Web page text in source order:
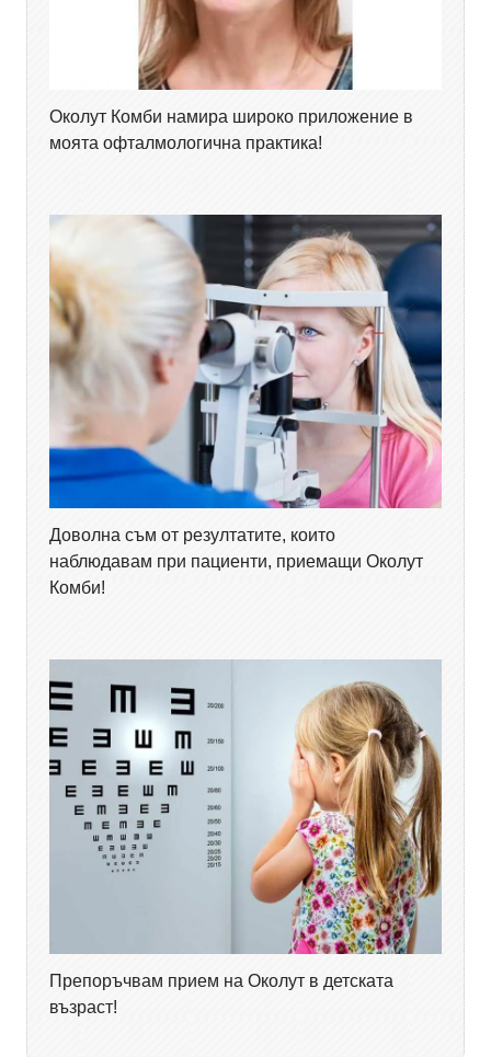
Околут Комби намира широко приложение в
моята офталмологична практика!
Доволна съм от резултатите, които
наблюдавам при пациенти, приемащи Околут
Комби!
Препоръчвам прием на Околут в детската
възраст!